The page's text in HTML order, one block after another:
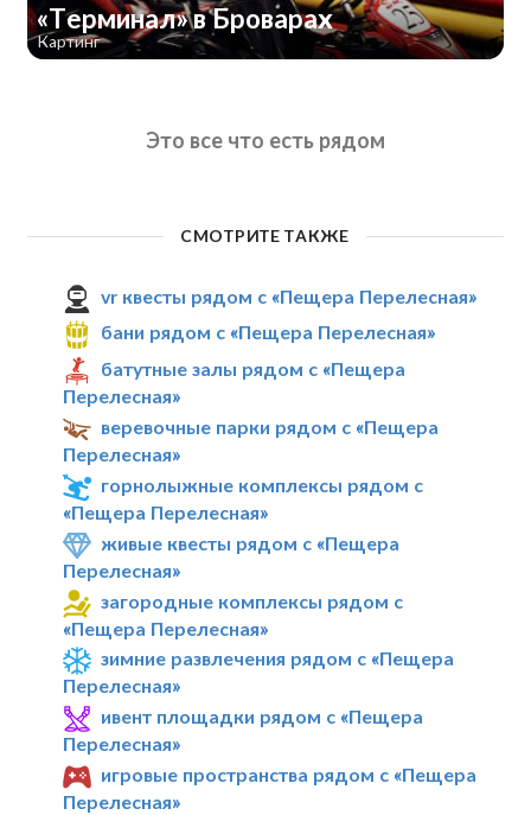
«Терминал» в Броварах
Картинг
Это все что есть рядом
СМОТРИТЕ ТАКЖЕ
vr квесты рядом с «Пещера Перелесная»
бани рядом с «Пещера Перелесная»
батутные залы рядом с «Пещера
Перелесная»
веревочные парки рядом с «Пещера
Перелесная»
горнолыжные комплексы рядом с
«Пещера Перелесная»
живые квесты рядом с «Пещера
Перелесная»
загородные комплексы рядом с
«Пещера Перелесная»
зимние развлечения рядом с «Пещера
Перелесная»
ивент площадки рядом с «Пещера
Перелесная»
игровые пространства рядом с «Пещера
Перелесная»